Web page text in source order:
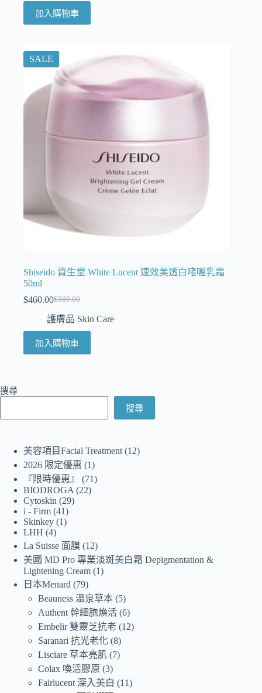
加入購物車
SALE
Shiseido 資生堂 White Lucent 速效美透白啫喱乳霜
50ml
$580.00
$460.00
護膚品 Skin Care
加入購物車
搜尋
搜尋
美容項目Facial Treatment 12
2026 限定優惠
1
『限時優惠』
71
BIODROGA
22
Cytoskin
29
i - Firm 41
Skinkey 1
LHH 4
La Suisse 面膜 12
美國 MD Pro 專業淡斑美白霜 Depigmentation &
Lightening Cream 1
日本Menard
79
Beauness 溫泉草本 5
Authent 幹細胞煥活 6
Embelir 雙靈芝抗老 12
Saranari 抗光老化 8
Lisciare 草本亮肌 7
Colax 喚活膠原 3
Fairlucent 深入美白
11